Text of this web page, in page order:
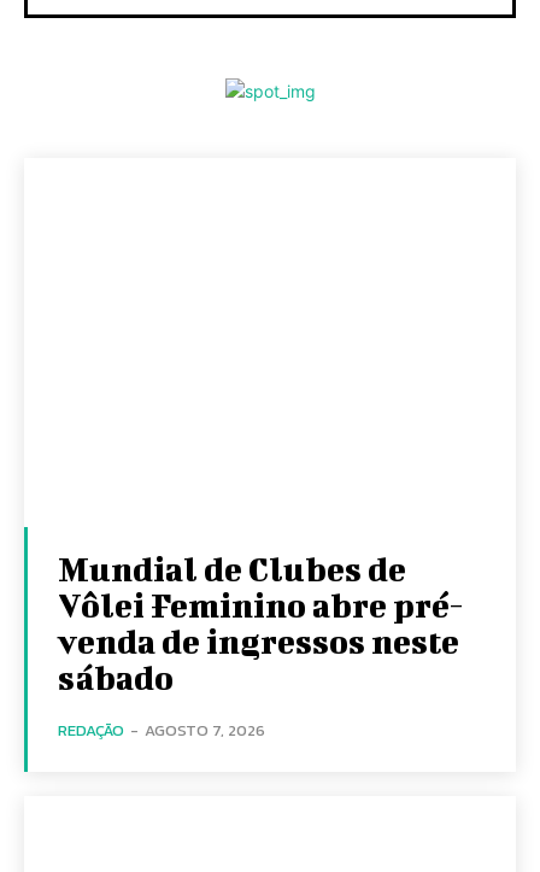
Mundial de Clubes de
Vôlei Feminino abre pré-
venda de ingressos neste
sábado
REDAÇÃO - AGOSTO 7, 2026